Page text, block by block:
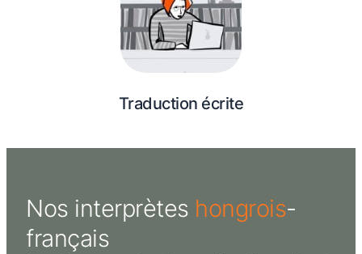
Traduction écrite
Nos interprètes hongrois-
français